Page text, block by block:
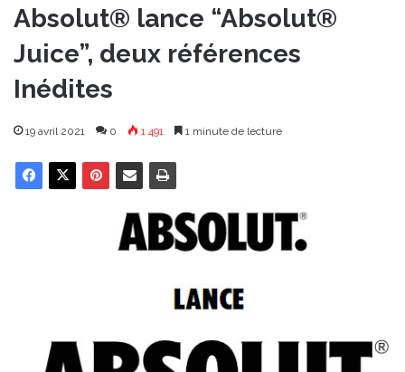
Absolut® lance “Absolut®
Juice”, deux références
Inédites
19 avril 2021 0 1 491 1 minute de lecture